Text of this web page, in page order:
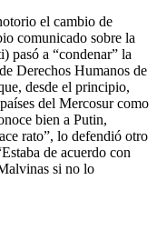
el cambio de
comunicado sobre la
pasó a “condenar” la
Derechos Humanos de
desde el principio,
del Mercosur como
bien a Putin,
rato”, lo defendió otro
de acuerdo con
si no lo